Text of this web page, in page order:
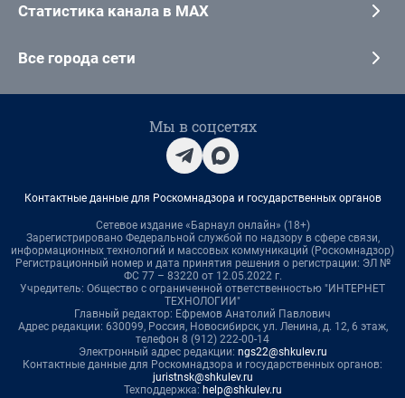
Статистика канала в MAX
Все города сети
Мы в соцсетях
Контактные данные для Роскомнадзора и государственных органов
Сетевое издание «Барнаул онлайн» (18+)
Зарегистрировано Федеральной службой по надзору в сфере связи,
информационных технологий и массовых коммуникаций (Роскомнадзор)
Регистрационный номер и дата принятия решения о регистрации: ЭЛ №
ФС 77 – 83220 от 12.05.2022 г.
Учредитель: Общество с ограниченной ответственностью "ИНТЕРНЕТ
ТЕХНОЛОГИИ"
Главный редактор: Ефремов Анатолий Павлович
Адрес редакции: 630099, Россия, Новосибирск, ул. Ленина, д. 12, 6 этаж,
телефон 8 (912) 222-00-14
Электронный адрес редакции: ngs22@shkulev.ru
Контактные данные для Роскомнадзора и государственных органов:
juristnsk@shkulev.ru
Техподдержка: help@shkulev.ru